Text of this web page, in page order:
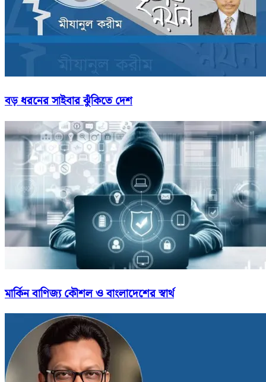
বড় ধরনের সাইবার ঝুঁকিতে দেশ
মার্কিন বাণিজ্য কৌশল ও বাংলাদেশের স্বার্থ